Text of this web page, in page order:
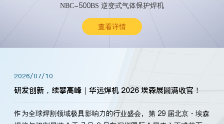
NBC-500BS 逆变式气体保护焊机
查看详情
2026/07/10
研发创新，续攀高峰｜华远焊机 2026 埃森展圆满收官！
作为全球焊割领域极具影响力的行业盛会，第 29 届北京・埃森